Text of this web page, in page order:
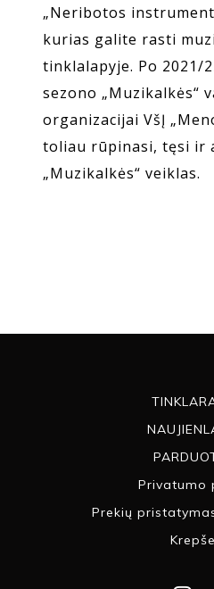
„Neribotos
kurias galite rasti
tinklalapyje. Po 2021/
sezono „Muzikalkės“
organizacijai VšĮ
toliau rūpinasi, tęsi ir
„Muzikalkės“ veiklas.
Privatumo
Prekių